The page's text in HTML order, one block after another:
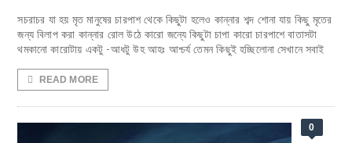
সচরাচর যা হয় মৃত মানুষের চারপাশ থেকে কিছুটা হলেও কান্নার শব্দ শোনা যায় কিছু মৃতের
জন্য বিলাপ করা কান্নার রোল উঠে কারো জন্যে কিছুটা চাপা কারো চারপাশে বাতাসটা
থমকানো কারোটায় একটু -আধটু উহ আহঃ আশ্চর্য তেমন কিছুই হচ্ছিলোনা সেখানে সবাই
READ MORE
0